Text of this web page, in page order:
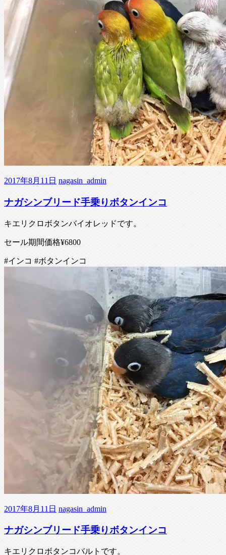
2017年8月11日 nagasin_admin
ナガシンブリード手乗りボタンインコ
キエリクロボタンバイオレッドです。
セール期間価格¥6800
#インコ #ボタンインコ
2017年8月11日 nagasin_admin
ナガシンブリード手乗りボタンインコ
キエリクロボタンコバルトです。